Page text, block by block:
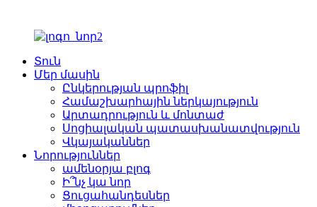
Տուն
Մեր մասին
Ընկերության պրոֆիլ
Համաշխարհային ներկայություն
Արտադրություն և մոնտաժ
Սոցիալական պատասխանատվություն
Վկայականներ
Նորություններ
ամենօրյա բլոգ
Ի՞նչ կա նոր
Ցուցահանդեսներ